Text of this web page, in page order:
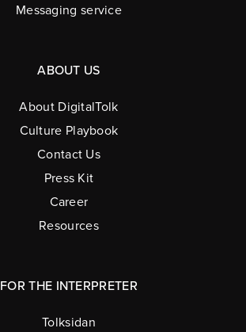
Messaging service
ABOUT US
About DigitalTolk
Culture Playbook
Contact Us
Press Kit
Career
Resources
FOR THE INTERPRETER
Tolksidan